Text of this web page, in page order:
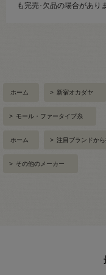
も完売･欠品の場合があり
ホーム > 新宿オカダヤ
> モール・ファータイプ糸
ホーム > 注目ブランドから
> その他のメーカー